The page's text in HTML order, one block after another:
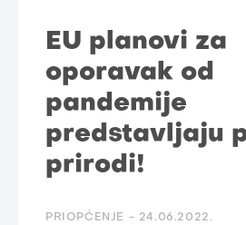
EU planovi za
oporavak od
pandemije
predstavljaju
prirodi!
PRIOPĆENJE - 24.06.2022.